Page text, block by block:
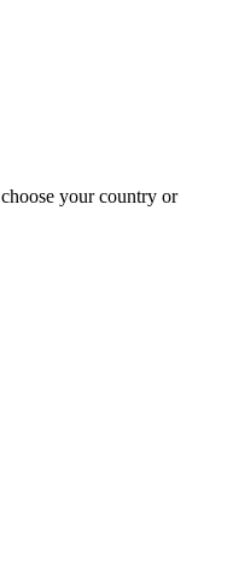
your country or